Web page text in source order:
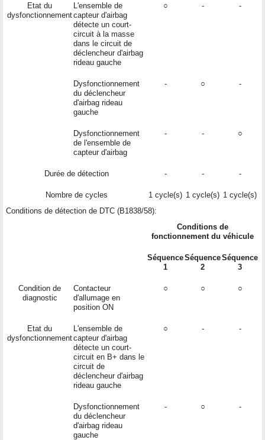
Etat du
dysfonctionnement
L'ensemble de
capteur d'airbag
détecte un court-
circuit à la masse
dans le circuit de
déclencheur d'airbag
rideau gauche
○ - -
Dysfonctionnement
du déclencheur
d'airbag rideau
gauche
- ○ -
Dysfonctionnement
de l'ensemble de
capteur d'airbag
- - ○
Durée de détection - - -
Nombre de cycles 1 cycle(s) 1 cycle(s) 1 cycle(s)
Conditions de détection de DTC (B1838/58):
Conditions de
fonctionnement du véhicule
Séquence
1
Séquence
2
Séquence
3
Condition de
diagnostic
Contacteur
d'allumage en
position ON
○ ○ ○
Etat du
dysfonctionnement
L'ensemble de
capteur d'airbag
détecte un court-
circuit en B+ dans le
circuit de
déclencheur d'airbag
rideau gauche
○ - -
Dysfonctionnement
du déclencheur
d'airbag rideau
gauche
- ○ -